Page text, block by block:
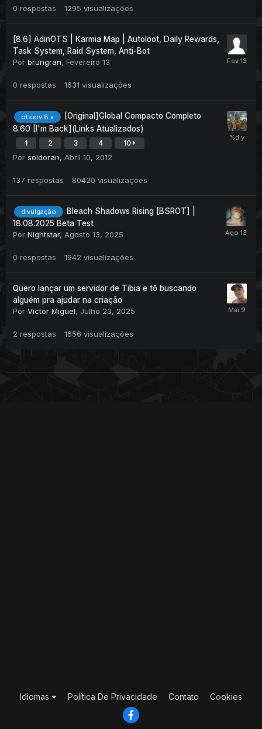
0 respostas 1295 visualizações
[8.6] AdinOTS | Karmia Map | Autoloot, Daily Rewards,
Task System, Raid System, Anti-Bot
Por brungran, Fevereiro 13
0 respostas 1631 visualizações
otserv 8.x
[Original]Global Compacto Completo
8.60 [I'm Back](Links Atualizados)
1 2 3 4 10
Por soldoran, Abril 10, 2012
137 respostas 80420 visualizações
divulgação
Bleach Shadows Rising [BSROT] |
18.08.2025 Beta Test
Por Nightstar, Agosto 13, 2025
0 respostas 1942 visualizações
Quero lançar um servidor de Tibia e tô buscando
alguém pra ajudar na criação
Por Victor Miguel, Julho 23, 2025
2 respostas 1656 visualizações
Idiomas Política De Privacidade Contato Cookies